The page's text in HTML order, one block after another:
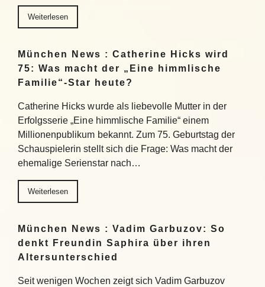
Weiterlesen
München News : Catherine Hicks wird
75: Was macht der „Eine himmlische
Familie“-Star heute?
Catherine Hicks wurde als liebevolle Mutter in der
Erfolgsserie „Eine himmlische Familie“ einem
Millionenpublikum bekannt. Zum 75. Geburtstag der
Schauspielerin stellt sich die Frage: Was macht der
ehemalige Serienstar nach…
Weiterlesen
München News : Vadim Garbuzov: So
denkt Freundin Saphira über ihren
Altersunterschied
Seit wenigen Wochen zeigt sich Vadim Garbuzov